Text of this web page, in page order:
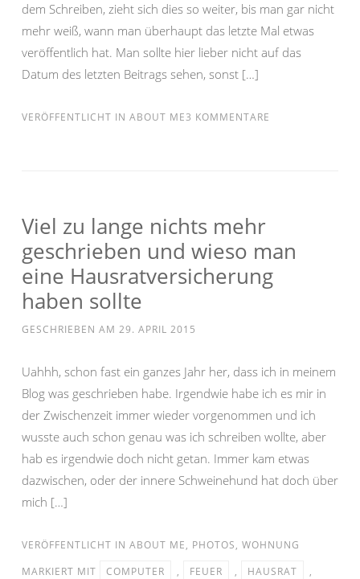
dem Schreiben, zieht sich dies so weiter, bis man gar nicht
mehr weiß, wann man überhaupt das letzte Mal etwas
veröffentlich hat. Man sollte hier lieber nicht auf das
Datum des letzten Beitrags sehen, sonst […]
VERÖFFENTLICHT IN ABOUT ME3 KOMMENTARE
Viel zu lange nichts mehr
geschrieben und wieso man
eine Hausratversicherung
haben sollte
GESCHRIEBEN AM 29. APRIL 2015
Uahhh, schon fast ein ganzes Jahr her, dass ich in meinem
Blog was geschrieben habe. Irgendwie habe ich es mir in
der Zwischenzeit immer wieder vorgenommen und ich
wusste auch schon genau was ich schreiben wollte, aber
hab es irgendwie doch nicht getan. Immer kam etwas
dazwischen, oder der innere Schweinehund hat doch über
mich […]
VERÖFFENTLICHT IN ABOUT ME, PHOTOS, WOHNUNG
MARKIERT MIT
COMPUTER , FEUER , HAUSRAT ,